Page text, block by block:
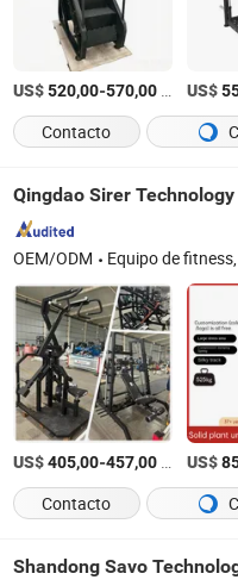
US$520,00-570,00 US$
Contacto
Qingdao Sirer
OEM/ODM Equipo de fitness, cinta de correr, máquina de fuerza, fitness cardiovascular,
US$405,00-457,00 US$
Contacto